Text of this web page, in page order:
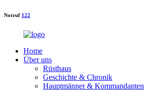
Notruf 122
Home
Über uns
Rüsthaus
Geschichte & Chronik
Hauptmänner & Kommandanten